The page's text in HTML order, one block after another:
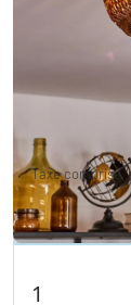
Vous
Taxe comprise,